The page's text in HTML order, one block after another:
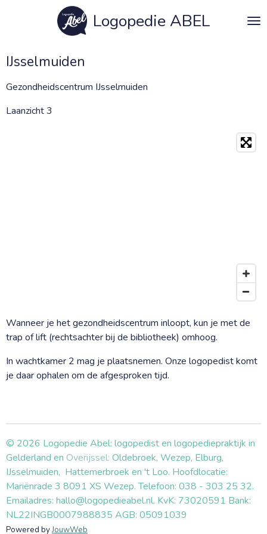
de
hoofdinhoud
Logopedie ABEL
IJsselmuiden
Gezondheidscentrum IJsselmuiden
Laanzicht 3
Wanneer je het gezondheidscentrum inloopt, kun je met de
trap of lift (rechtsachter bij de bibliotheek) omhoog.
In wachtkamer 2 mag je plaatsnemen. Onze logopedist komt
je daar ophalen om de afgesproken tijd.
© 2026 Logopedie Abel: logopedist en logopediepraktijk in
Gelderland en Overijssel: Oldebroek, Wezep, Elburg,
IJsselmuiden, Hattemerbroek en 't Loo. Hoofdlocatie:
Mariënrade 3 8091 XS Wezep. Telefoon: 038 - 303 25 32.
Emailadres: hallo@logopedieabel.nl. KvK: 73020591 Bank:
NL22INGB0007988835 AGB: 05091039
Powered byJouwWeb